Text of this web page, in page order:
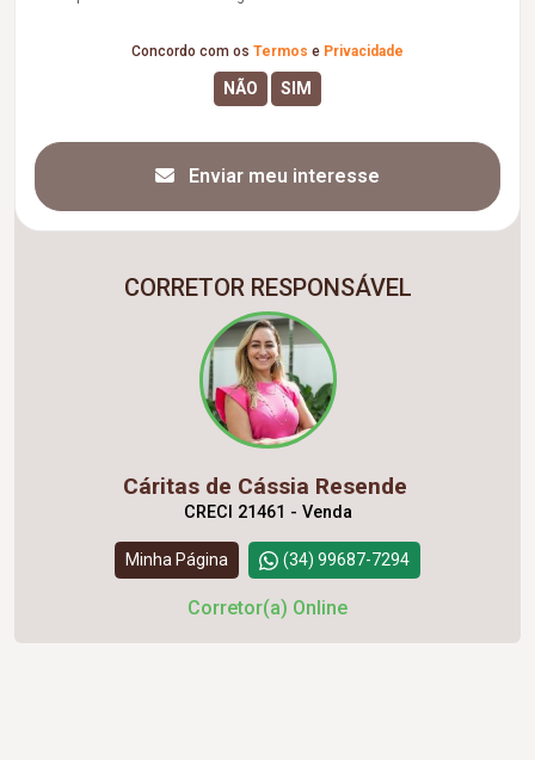
Concordo com os Termos e Privacidade
Enviar meu interesse
CORRETOR RESPONSÁVEL
Cáritas de Cássia Resende
CRECI 21461 - Venda
Minha Página (34) 99687-7294
Corretor(a) Online